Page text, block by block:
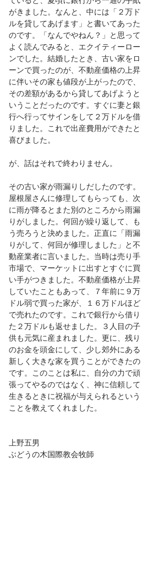
がきました。なんと、中には「２万ド
ルを貸してあげます」と書いてあった
のです。「なんでやねん？」と思って
よく読んでみると、エクイティーロー
ンでした。結婚したとき、古い家をロ
ーンで買ったのが、不動産価格の上昇
に伴いその家も値段が上がったので、
その差額があるから貸してあげようと
いうことだったのです。すぐに妻と銀
行へ行ってサインをして２万ドルを借
りました。これで出産費用ができたと
喜びました。
が、話はそれで終わりません。
その古い家が雨漏りしだしたのです。
屋根屋さんに修理してもらっても、次
に雨が降るとまた別のところから雨漏
りがしました。何回が繰り返して、も
う売ろうと決めました。正直に「雨漏
りがして、何回が修理しました」と不
動産業者に言いました。当時は売り手
市場で、マーケットに出すとすぐに買
い手がつきました。不動産価格が上昇
していたこともあって、７年前に９万
ドル弱で買った家が、１６万ドルほど
で売れたのです。これで銀行から借り
た２万ドルも返せました。３人目の子
供も元気に産まれました。更に、残り
のお金を頭金にして、少し郊外にある
新しく大きな家を買うことができたの
です。このことは私に、自分の力で頑
張ってやるのではなく、神に信頼して
生きるときに祝福が与えられるという
ことを教えてくれました。
上野五男
ぶどうの木国際教会牧師